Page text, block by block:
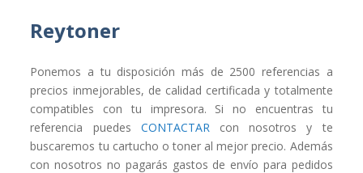
Reytoner
Ponemos a tu disposición más de 2500 referencias a
precios inmejorables, de calidad certificada y totalmente
compatibles con tu impresora. Si no encuentras tu
referencia puedes CONTACTARcon nosotros y te
buscaremos tu cartucho o toner al mejor precio. Además
con nosotros no pagarás gastos de envío para pedidos